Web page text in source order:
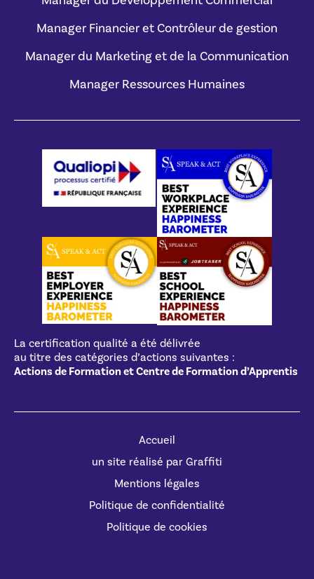
Manager Financier et Contrôleur de gestion
Manager du Marketing et de la Communication
Manager Ressources Humaines
La certification qualité a été délivrée
au titre des catégories d’actions suivantes :
Actions de Formation et Centre de Formation d’Apprentis
Accueil
un site réalisé par Graffiti
Mentions légales
Politique de confidentialité
Politique de cookies